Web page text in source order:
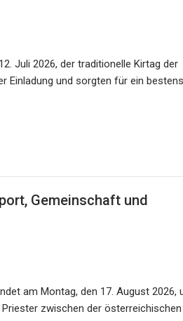
Juli 2026, der traditionelle Kirtag der
Einladung und sorgten für ein bestens
Gemeinschaft und
am Montag, den 17. August 2026,
zwischen der österreichischen